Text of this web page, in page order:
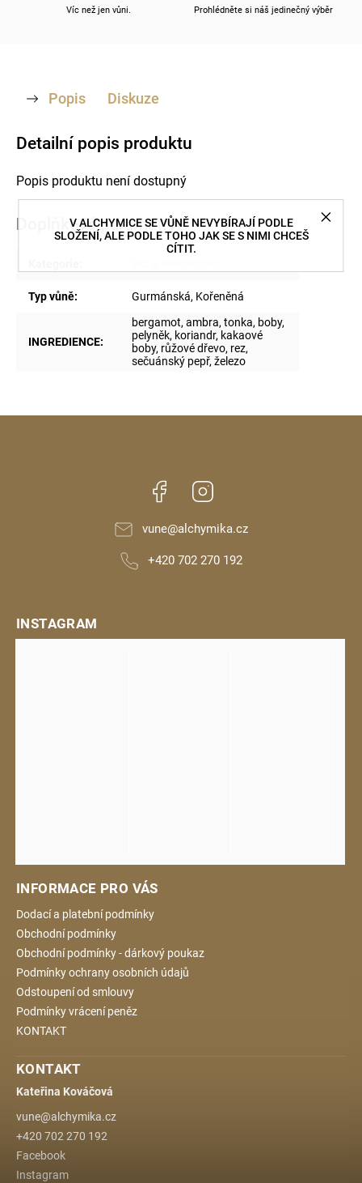
V ALCHYMICE SE VŮNĚ NEVYBÍRAJÍ PODLE
SLOŽENÍ, ALE PODLE TOHO JAK SE S NIMI CHCEŠ
CÍTIT.
Víc než jen vůni. Prohlédněte si náš jedinečný výběr
Popis Diskuze
Detailní popis produktu
Popis produktu není dostupný
Doplňkové parametry
Typ vůně: Gurmánská, Kořeněná
INGREDIENCE:
bergamot, ambra, tonka, boby,
pelyněk, koriandr, kakaové
boby, růžové dřevo, rez,
sečuánský pepř, železo
Facebook
vune@alchymika.cz
+420 702 270 192
INFORMACE PRO VÁS
Dodací a platební podmínky
Obchodní podmínky
Obchodní podmínky - dárkový poukaz
Podmínky ochrany osobních údajů
Odstoupení od smlouvy
Podmínky vrácení peněz
KONTAKT
KONTAKT
Kateřina Kováčová
vune@alchymika.cz
+420 702 270 192
Facebook
Instagram
INSTAGRAM